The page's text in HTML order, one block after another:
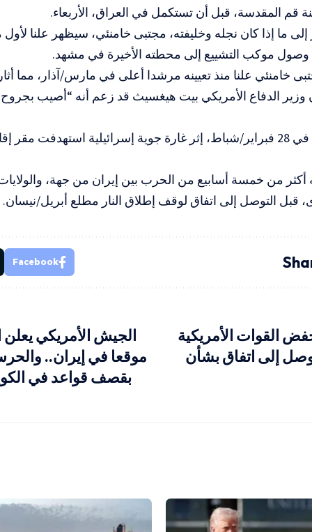
قم المقدسة، قبل أن تستكمل في العراق، الأربعاء.
إلى ما إذا كان نجله وخليفته، مجتبى خامنئي، سيظهر علنا
وصول موكب التشييع إلى محطته الأخيرة في مشهد.
خامنئي علنا منذ تعيينه مرشدا أعلى في مارس/آذار، مما
وزير الدفاع الأمريكي بيت هيغسيث قد زعم أنه “أصيب
وقُتل خامنئي في 28 فبراير/شباط، إثر غارة جوية إسرائيلية استهدفت
من خمسة أسابيع من الحرب بين إيران من جهة،
قبل التوصل إلى اتفاق لوقف إطلاق النار مطلع أبريل/نيسان.
Facebook
القوات الأمريكية
إلى اتفاق بشأن
موقعا في إيران..
بقصف قواعد في